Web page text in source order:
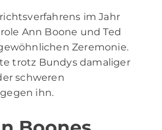
im Jahr
Ann Boone und Ted
Zeremonie.
trotz Bundys damaliger
schweren
ihn.